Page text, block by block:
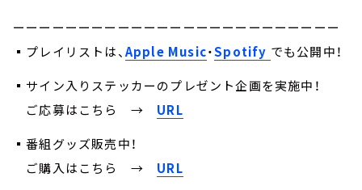
ーーーーーーーーーーーーーーーーーーーーーーーーー
▪プレイリストは、Apple Music・Spotify でも公開中！
▪サイン入りステッカーのプレゼント企画を実施中！
ご応募はこちら →
URL
▪番組グッズ販売中！
ご購入はこちら → URL